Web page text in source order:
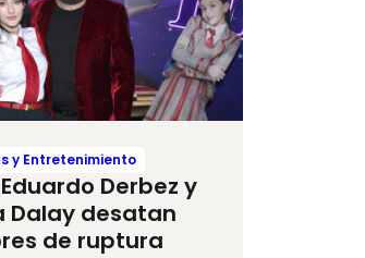
y Entretenimiento
Derbez y
Dalay desatan
de ruptura